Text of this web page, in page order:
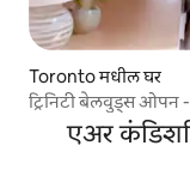
Toronto मधील घर
ट्रिनिटी बेलवुड्स ओपन -
एअर